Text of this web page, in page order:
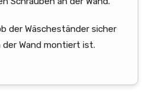
der Wäscheständer sicher
der Wand montiert ist.